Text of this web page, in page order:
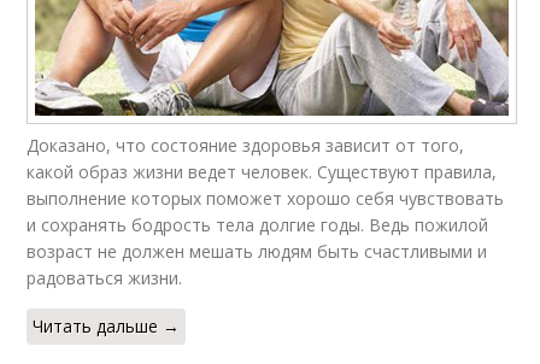
Доказано, что состояние здоровья зависит от того,
какой образ жизни ведет человек. Существуют правила,
выполнение которых поможет хорошо себя чувствовать
и сохранять бодрость тела долгие годы. Ведь пожилой
возраст не должен мешать людям быть счастливыми и
радоваться жизни.
Читать дальше →